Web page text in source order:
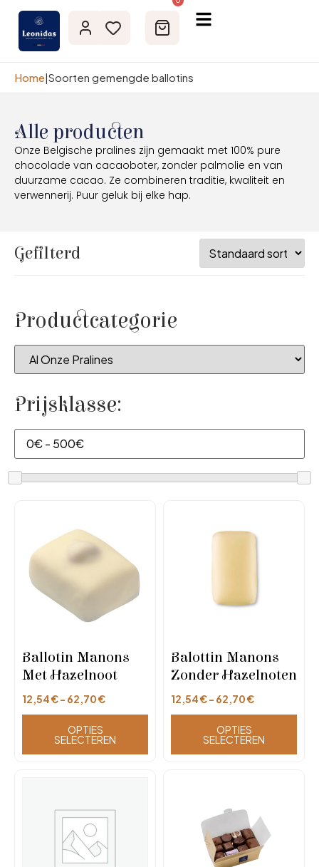
Home|Soorten gemengde ballotins
Alle producten
Onze Belgische pralines zijn gemaakt met 100% pure
chocolade van cacaoboter, zonder palmolie en van
duurzame cacao. Ze combineren traditie, kwaliteit en
verwennerij. Puur geluk bij elke hap.
Gefilterd
Productcategorie
Prijsklasse:
Ballotin Manons
Met Hazelnoot
12,54€- 62,70€
OPTIES
SELECTEREN
Balottin Manons
Zonder Hazelnoten
12,54€- 62,70€
OPTIES
SELECTEREN